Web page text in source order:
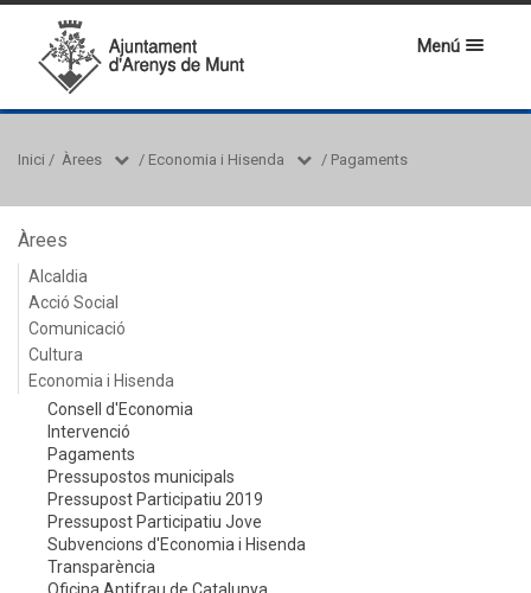
Menú
Inici / Àrees / Economia i Hisenda / Pagaments
Àrees
Alcaldia
Acció Social
Comunicació
Cultura
Economia i Hisenda
Consell d'Economia
Intervenció
Pagaments
Pressupostos municipals
Pressupost Participatiu 2019
Pressupost Participatiu Jove
Subvencions d'Economia i Hisenda
Transparència